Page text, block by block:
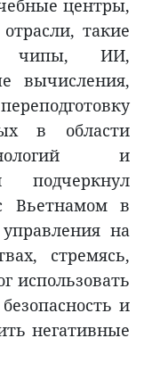
центры,
такие
чипы, ИИ,
вычисления,
в области
и
подчеркнул
Вьетнамом в
на
стремясь,
использовать
и
негативные